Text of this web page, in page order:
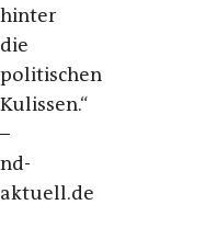
hinter
die
politischen
Kulissen.“
–
nd-
aktuell.de